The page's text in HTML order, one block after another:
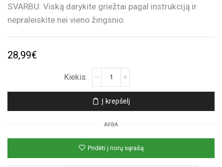
SVARBU: Viską darykite griežtai pagal instrukciją ir
nepraleiskite nei vieno žingsnio.
28,99€
produkto
Rankų
liejimo
(Sidabro
spalvos
dažai)
Į krepšelį
ARBA
Pridėti į norų sąrašą